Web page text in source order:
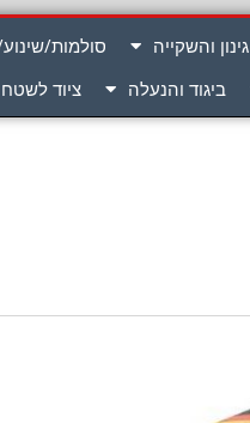
גינון והשקייה סולמות/
ביגוד והנעלה ציוד לשטח